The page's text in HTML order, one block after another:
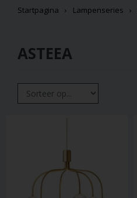
Startpagina Lampenseries
ASTEEA